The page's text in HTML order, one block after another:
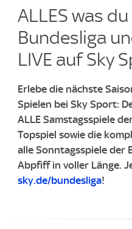
ALLES was
Bundesliga
LIVE auf Sky
Erlebe die nächste
Spielen bei Sky Sport:
ALLE Samstagsspiele
Topspiel sowie die
alle Sonntagsspiele der
Abpfiff in voller Länge.
sky.de/bundesliga!